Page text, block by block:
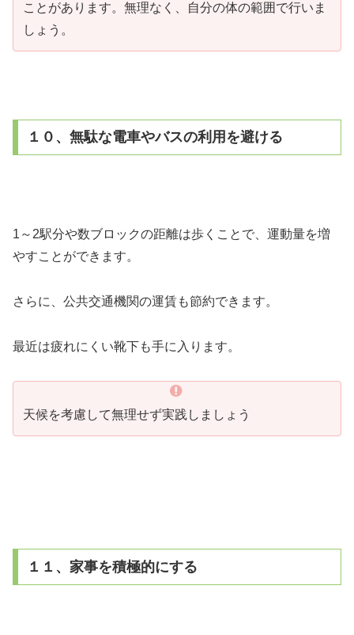
ことがあります。無理なく、自分の体の範囲で行いま
しょう。
１０、無駄な電車やバスの利用を避ける
1～2駅分や数ブロックの距離は歩くことで、運動量を増
やすことができます。
さらに、公共交通機関の運賃も節約できます。
最近は疲れにくい靴下も手に入ります。
天候を考慮して無理せず実践しましょう
１１、家事を積極的にする